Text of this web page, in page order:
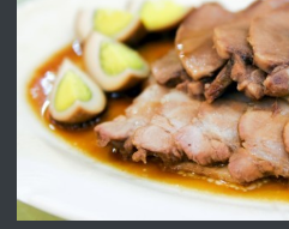
ПРЕДЛАГА Давам
ПРЕДЛАГА
№4120